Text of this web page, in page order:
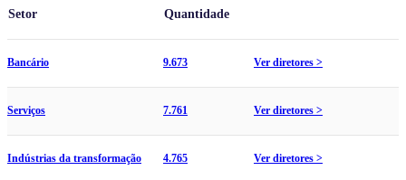
Setor Quantidade
Bancário 9.673 Ver diretores >
Serviços 7.761 Ver diretores >
Indústrias da transformação 4.765 Ver diretores >